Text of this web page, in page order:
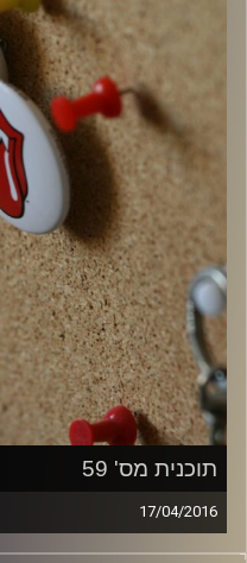
תוכנית מס' 59
17/04/2016
קלאסיקות רוק עם אורן הוף.